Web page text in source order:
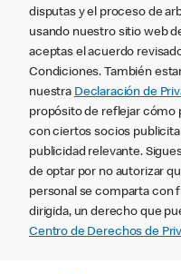
disputas y el proceso de
usando nuestro sitio web
aceptas el acuerdo
Condiciones. También
nuestra Declaración de
propósito de reflejar cómo
con ciertos socios
publicidad relevante.
de optar por no autorizar
personal se comparta con
dirigida, un derecho que
Centro de Derechos de